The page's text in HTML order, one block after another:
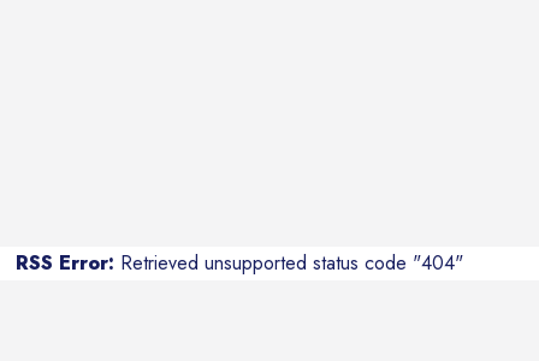
RSS Error: Retrieved unsupported status code "404"